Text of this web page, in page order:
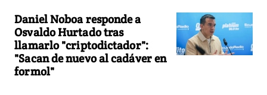
Daniel Noboa responde a
Osvaldo Hurtado tras
llamarlo "criptodictador":
"Sacan de nuevo al cadáver en
formol"